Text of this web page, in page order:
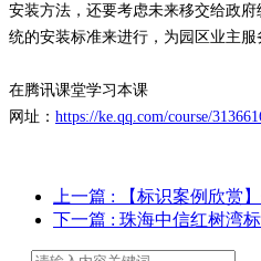
安装方法，还要考虑未来移交给政
统的安装标准来进行，为园区业主服
在腾讯课堂学习本课
网址： https://ke.qq.com/course/
上一篇 : 【标识案例欣赏
下一篇 : 珠海中信红树湾